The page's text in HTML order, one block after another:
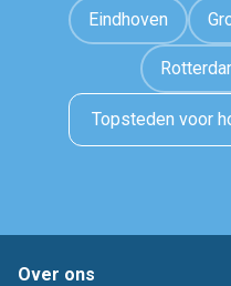
Eindhoven
Topsteden voor
Over ons